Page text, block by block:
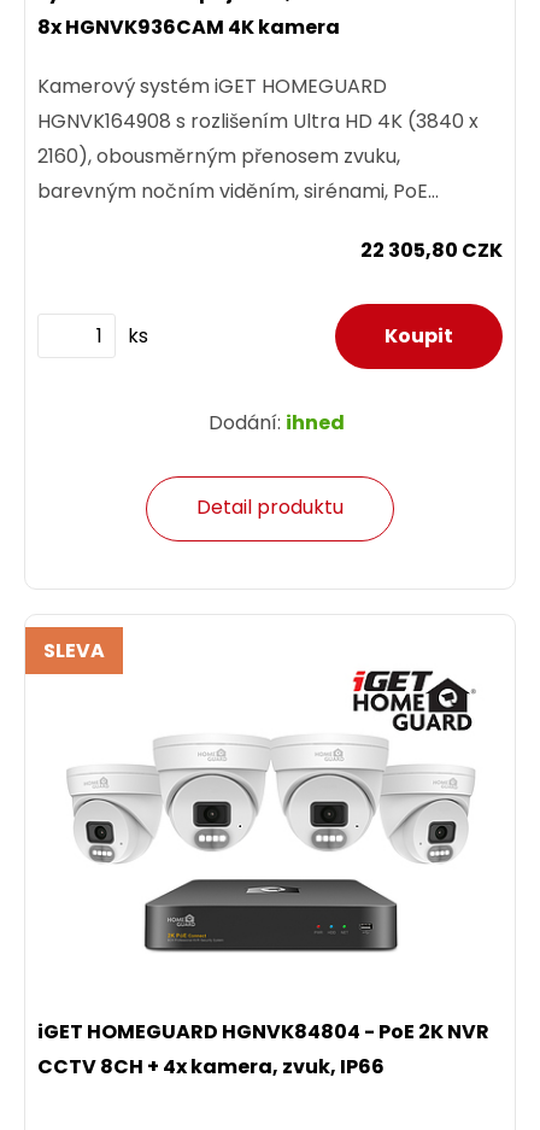
8x HGNVK936CAM 4K kamera
Kamerový systém iGET HOMEGUARD
HGNVK164908 s rozlišením Ultra HD 4K (3840 x
2160), obousměrným přenosem zvuku,
barevným nočním viděním, sirénami, PoE
22 305,80 CZK
ks
Dodání: ihned
Detail produktu
SLEVA
iGET HOMEGUARD HGNVK84804 - PoE 2K NVR
CCTV 8CH + 4x kamera, zvuk, IP66